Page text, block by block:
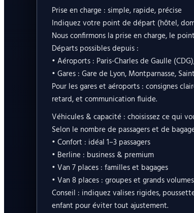
Prise en charge : simple, rapide, précise
Indiquez votre point de départ (hôtel,
Nous confirmons la prise en charge, le
Départs possibles depuis :
• Aéroports : Paris-Charles de Gaulle
• Gares : Gare de Lyon, Montparnasse,
Pour les gares et aéroports : consignes
retard, et communication fluide.
Véhicules & capacité : choisissez ce qui
Selon le nombre de passagers et de
• Confort : idéal 1–3 passagers
• Berline : business & premium
• Van 7 places : familles et bagages
• Van 8 places : groupes et grands volumes
Conseil : indiquez valises rigides,
enfant pour éviter tout ajustement.